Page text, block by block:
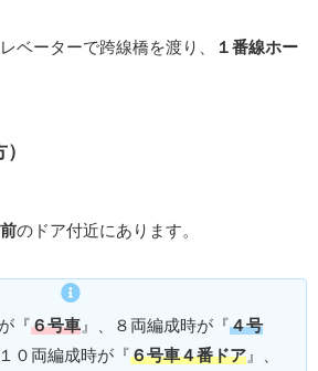
ベーターで跨線橋を渡り、
１番線ホー
のドア付近にあります。
『６号車 』、８両編成時が『４号
０両編成時が『６号車４番ドア 』、